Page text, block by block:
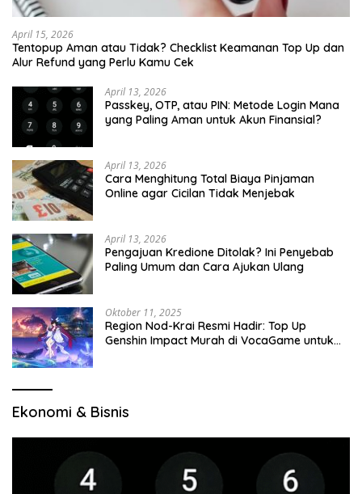
April 15, 2026
Tentopup Aman atau Tidak? Checklist Keamanan Top Up dan
Alur Refund yang Perlu Kamu Cek
April 13, 2026
Passkey, OTP, atau PIN: Metode Login Mana
yang Paling Aman untuk Akun Finansial?
April 13, 2026
Cara Menghitung Total Biaya Pinjaman
Online agar Cicilan Tidak Menjebak
April 13, 2026
Pengajuan Kredione Ditolak? Ini Penyebab
Paling Umum dan Cara Ajukan Ulang
Oktober 11, 2025
Region Nod-Krai Resmi Hadir: Top Up
Genshin Impact Murah di VocaGame untuk
Ekonomi & Bisnis